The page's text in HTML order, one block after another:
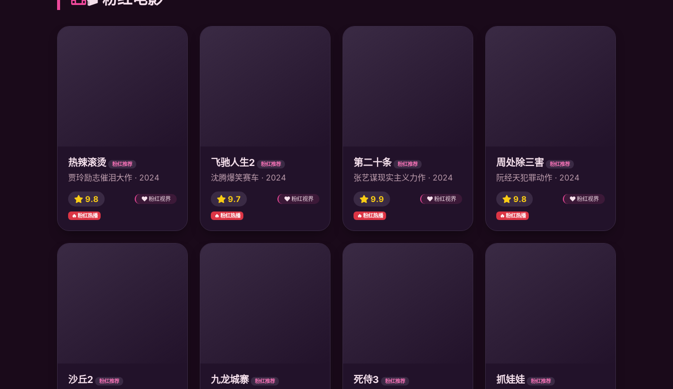
热辣滚烫 粉红推荐
贾玲励志催泪大作 · 2024
9.8 粉红视界
🔥 粉红热播
飞驰人生2 粉红推荐
沈腾爆笑赛车 · 2024
9.7 粉红视界
🔥 粉红热播
第二十条 粉红推荐
张艺谋现实主义力作 · 2024
9.9 粉红视界
🔥 粉红热播
周处除三害 粉红推荐
阮经天犯罪动作 · 2024
9.8 粉红视界
🔥 粉红热播
沙丘2 粉红推荐 九龙城寨 粉红推荐 死侍3 粉红推荐 抓娃娃 粉红推荐